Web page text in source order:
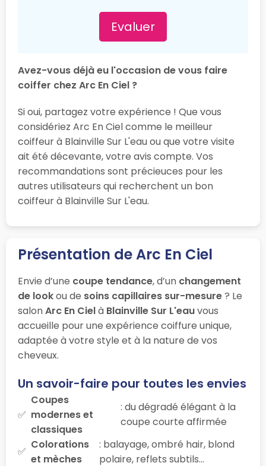
Evaluer
Avez-vous déjà eu l'occasion de vous faire
coiffer chez Arc En Ciel ?
Si oui, partagez votre expérience ! Que vous
considériez Arc En Ciel comme le meilleur
coiffeur à Blainville Sur L'eau ou que votre visite
ait été décevante, votre avis compte. Vos
recommandations sont précieuces pour les
autres utilisateurs qui recherchent un bon
coiffeur à Blainville Sur L'eau.
Présentation de Arc En Ciel
Envie d’une coupe tendance, d’un changement
de lookou de soins capillaires sur-mesure? Le
salonArc En Cielà Blainville Sur L'eauvous
accueille pour une expérience coiffure unique,
adaptée à votre style et à la nature de vos
cheveux.
Un savoir-faire pour toutes les envies
Coupes
modernes et
classiques
: du dégradé élégant à la
coupe courte affirmée
Colorations
et mèches
: balayage, ombré hair, blond
polaire, reflets subtils…